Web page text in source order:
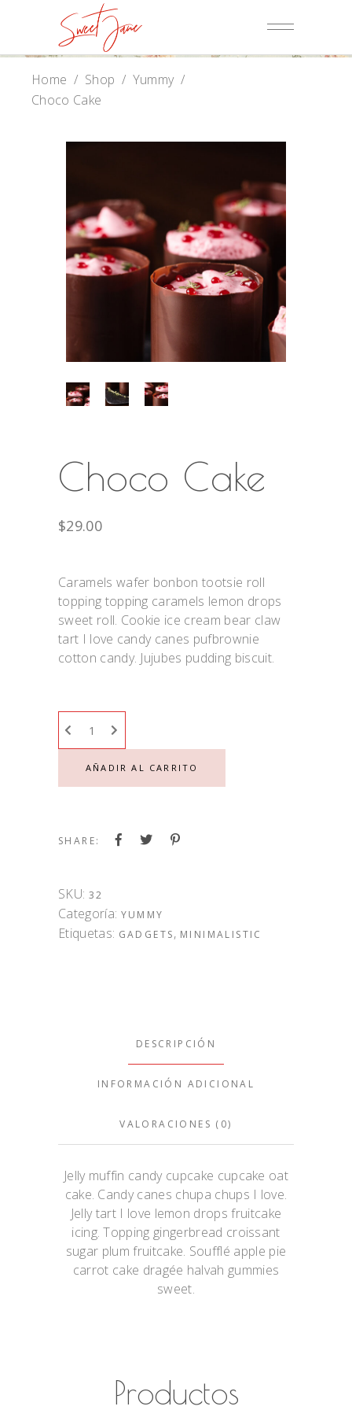
Home / Shop / Yummy/
Choco Cake
Choco Cake
$29.00
Caramels wafer bonbon tootsie roll
topping topping caramels lemon drops
sweet roll. Cookie ice cream bear claw
tart I love candy canes pufbrownie
cotton candy. Jujubes pudding biscuit.
AÑADIR AL CARRITO
SHARE:
SKU: 32
Categoría: YUMMY
Etiquetas: GADGETS, MINIMALISTIC
DESCRIPCIÓN
INFORMACIÓN ADICIONAL
VALORACIONES (0)
Jelly muffin candy cupcake cupcake oat
cake. Candy canes chupa chups I love.
Jelly tart I love lemon drops fruitcake
icing. Topping gingerbread croissant
sugar plum fruitcake. Soufflé apple pie
carrot cake dragée halvah gummies
sweet.
Productos